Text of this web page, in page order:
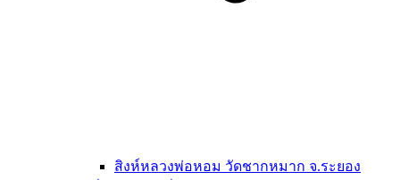
สิงห์หลวงพ่อหอม วัดชากหมาก จ.ระยอง